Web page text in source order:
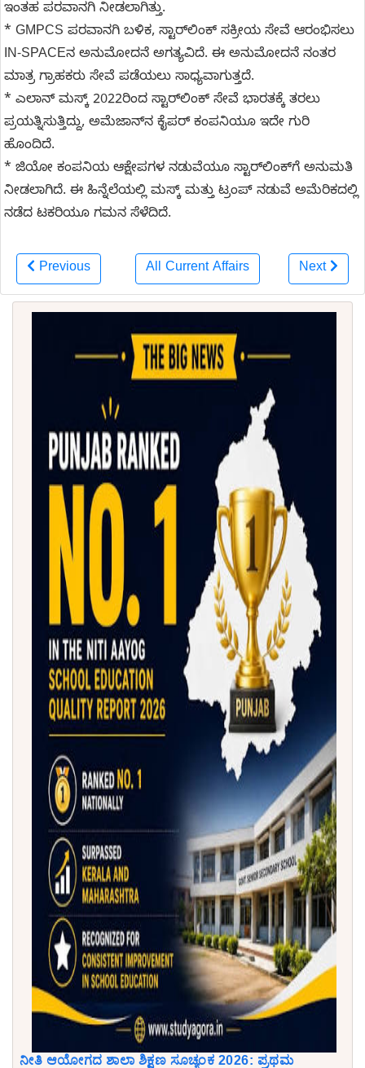
ಇಂತಹ ಪರವಾನಗಿ ನೀಡಲಾಗಿತ್ತು.
* GMPCS ಪರವಾನಗಿ ಬಳಿಕ, ಸ್ಟಾರ್‌ಲಿಂಕ್‌ ಸಕ್ರೀಯ ಸೇವೆ ಆರಂಭಿಸಲು
IN-SPACEನ ಅನುಮೋದನೆ ಅಗತ್ಯವಿದೆ. ಈ ಅನುಮೋದನೆ ನಂತರ
ಮಾತ್ರ ಗ್ರಾಹಕರು ಸೇವೆ ಪಡೆಯಲು ಸಾಧ್ಯವಾಗುತ್ತದೆ.
* ಎಲಾನ್ ಮಸ್ಕ್ 2022ರಿಂದ ಸ್ಟಾರ್‌ಲಿಂಕ್‌ ಸೇವೆ ಭಾರತಕ್ಕೆ ತರಲು
ಪ್ರಯತ್ನಿಸುತ್ತಿದ್ದು, ಅಮೆಜಾನ್‌ನ ಕೈಪರ್ ಕಂಪನಿಯೂ ಇದೇ ಗುರಿ
ಹೊಂದಿದೆ.
* ಜಿಯೋ ಕಂಪನಿಯ ಆಕ್ಷೇಪಗಳ ನಡುವೆಯೂ ಸ್ಟಾರ್‌ಲಿಂಕ್‌ಗೆ ಅನುಮತಿ
ನೀಡಲಾಗಿದೆ. ಈ ಹಿನ್ನೆಲೆಯಲ್ಲಿ ಮಸ್ಕ್ ಮತ್ತು ಟ್ರಂಪ್ ನಡುವೆ ಅಮೆರಿಕದಲ್ಲಿ
ನಡೆದ ಟಕರಿಯೂ ಗಮನ ಸೆಳೆದಿದೆ.
Previous All Current Affairs Next
ನೀತಿ ಆಯೋಗದ ಶಾಲಾ ಶಿಕ್ಷಣ ಸೂಚ್ಯಂಕ 2026: ಪ್ರಥಮ